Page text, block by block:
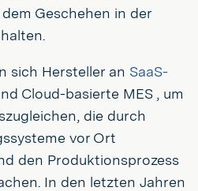
Geschehen in der
sich Hersteller an SaaS-
Cloud-basierte MES , um
die durch
vor Ort
den Produktionsprozess
In den letzten Jahren